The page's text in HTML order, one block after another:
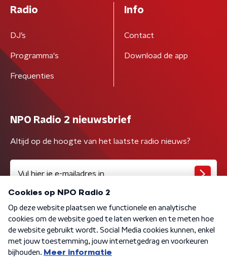
Radio
DJ’s
Programma's
Frequenties
Info
Contact
Download de app
NPO Radio 2 nieuwsbrief
Altijd op de hoogte van het laatste radio nieuws?
Algemene voorwaarden